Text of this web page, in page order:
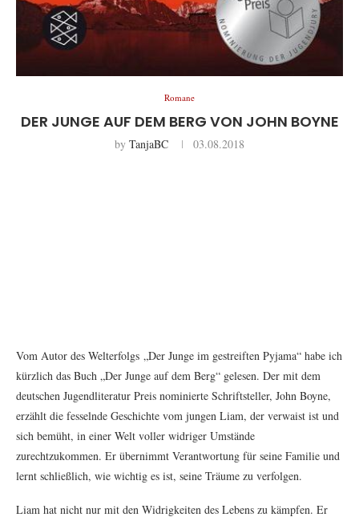
Romane
DER JUNGE AUF DEM BERG VON JOHN BOYNE
by TanjaBC 03.08.2018
Vom Autor des Welterfolgs „Der Junge im gestreiften Pyjama“ habe ich
kürzlich das Buch „Der Junge auf dem Berg“ gelesen. Der mit dem
deutschen Jugendliteratur Preis nominierte Schriftsteller, John Boyne,
erzählt die fesselnde Geschichte vom jungen Liam, der verwaist ist und
sich bemüht, in einer Welt voller widriger Umstände
zurechtzukommen. Er übernimmt Verantwortung für seine Familie und
lernt schließlich, wie wichtig es ist, seine Träume zu verfolgen.
Liam hat nicht nur mit den Widrigkeiten des Lebens zu kämpfen. Er